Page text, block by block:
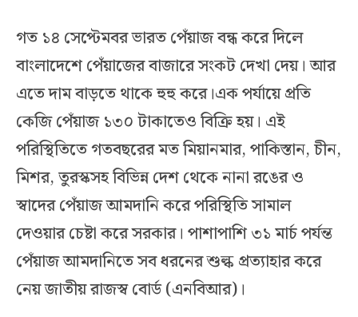
গত ১৪ সেপ্টেমবর ভারত পেঁয়াজ বন্ধ করে দিলে
বাংলাদেশে পেঁয়াজের বাজারে সংকট দেখা দেয়। আর
এতে দাম বাড়তে থাকে হুহু করে।এক পর্যায়ে প্রতি
কেজি পেঁয়াজ ১৩০ টাকাতেও বিক্রি হয়। এই
পরিস্থিতিতে গতবছরের মত মিয়ানমার, পাকিস্তান, চীন,
মিশর, তুরস্কসহ বিভিন্ন দেশ থেকে নানা রঙের ও
স্বাদের পেঁয়াজ আমদানি করে পরিস্থিতি সামাল
দেওয়ার চেষ্টা করে সরকার। পাশাপাশি ৩১ মার্চ পর্যন্ত
পেঁয়াজ আমদানিতে সব ধরনের শুল্ক প্রত্যাহার করে
নেয় জাতীয় রাজস্ব বোর্ড (এনবিআর)।